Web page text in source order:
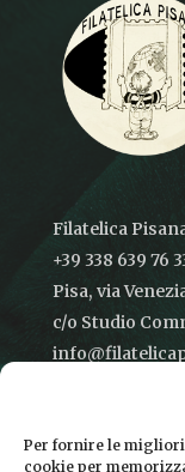
Per fornire le
cookie per
Filatelica
+39 338 639 76
Pisa, via
c/o Studio